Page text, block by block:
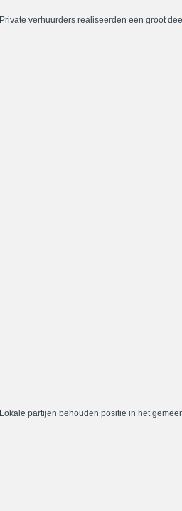
Private verhuurders realiseerden een groot
Lokale partijen behouden positie in het